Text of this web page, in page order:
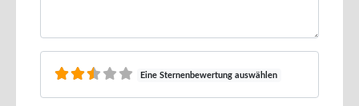
Eine Sternenbewertung auswählen